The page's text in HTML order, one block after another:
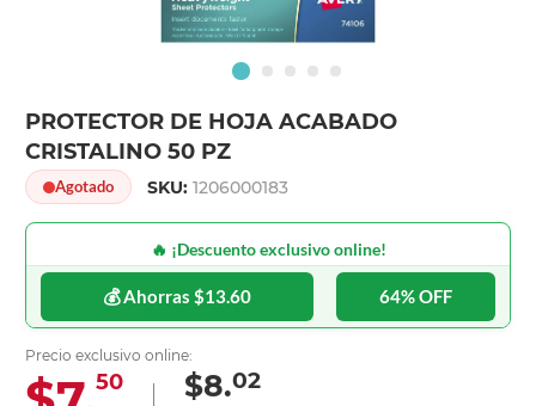
PROTECTOR DE HOJA ACABADO
CRISTALINO 50 PZ
Agotado SKU:1206000183
🔥 ¡Descuento exclusivo online!
💰 Ahorras $13.60 64% OFF
Precio exclusivo online:
50 $8.02